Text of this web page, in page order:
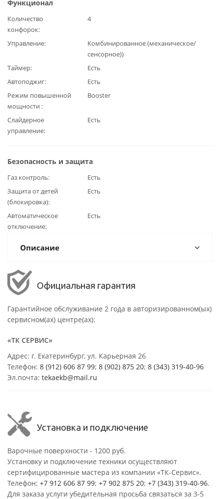
Функционал
Количество
конфорок
4
Управление
Комбинированное (механическое/
сенсорное))
Таймер
Есть
Автоподжиг
Есть
Режим повышенной
мощности
Booster
Слайдерное
управление
Есть
Безопасность и защита
Газ контроль
Есть
Защита от детей
(блокировка)
Есть
Автоматическое
отключение
Есть
Описание
Официальная гарантия
Гарантийное обслуживание 2 года в авторизированном(ых)
сервисном(ах) центре(ах):
«ТК СЕРВИС»
Адрес: г. Екатеринбург, ул. Карьерная 26
Телефон: 8 (912) 606 87 99; 8 (902) 875 20; 8 (343) 319-40-96
Эл.почта: tekaekb@mail.ru
Установка и подключение
Варочные поверхности - 1200 руб.
Установку и подключение техники осуществляют
сертифицированные мастера из компании «ТК-Сервис».
Телефон: +7 912 606 87 99; +7 902 875 20; +7 (343) 319-40-96.
Для заказа услуги убедительная просьба связаться за 3-5